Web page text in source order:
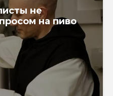
не
на пиво